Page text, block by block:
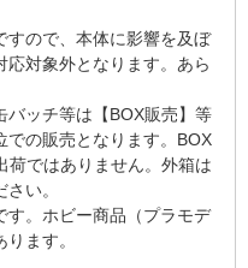
ので、本体に影響を及ぼ
対象外となります。あら
ッチ等は【BOX販売】等
での販売となります。BOX
荷ではありません。外箱は
い。
。ホビー商品（プラモデ
ます。